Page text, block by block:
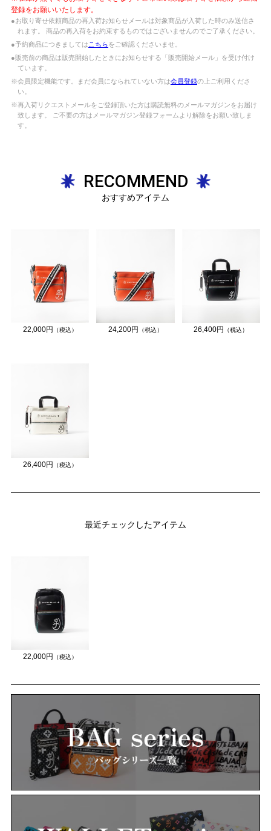
登録をお願いいたします。
●お取り寄せ依頼商品の再入荷お知らせメールは対象商品が入荷した時のみ送信さ
れます。 商品の再入荷をお約束するものではございませんのでご了承ください。
●予約商品につきましては こちらをご確認くださいませ。
●販売前の商品は販売開始したときにお知らせする「販売開始メール」を受け付け
ています。
※会員限定機能です。まだ会員になられていない方は会員登録の上ご利用くださ
い。
※再入荷リクエストメールをご登録頂いた方は購読無料のメールマガジンをお届け
致します。 ご不要の方はメールマガジン登録フォームより解除をお願い致しま
す。
RECOMMEND
おすすめアイテム
22,000円 （税込） 24,200円 （税込） 26,400円 （税込）
26,400円 （税込）
最近チェックしたアイテム
22,000円 （税込）